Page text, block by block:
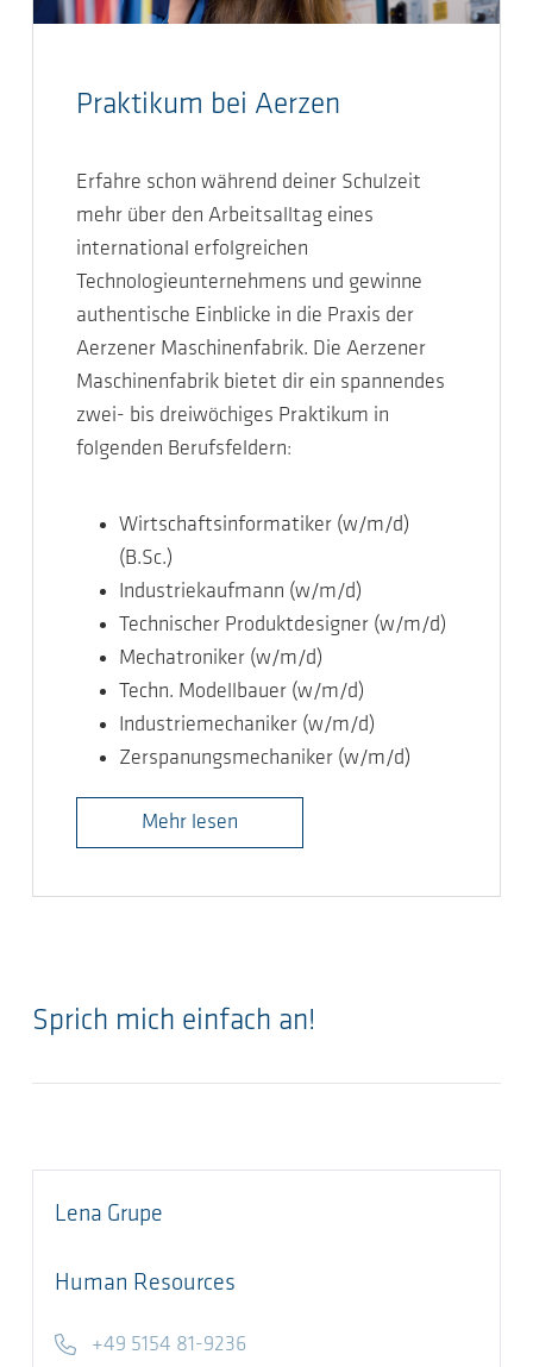
Praktikum bei Aerzen
Erfahre schon während deiner Schulzeit
mehr über den Arbeitsalltag eines
international erfolgreichen
Technologieunternehmens und gewinne
authentische Einblicke in die Praxis der
Aerzener Maschinenfabrik. Die Aerzener
Maschinenfabrik bietet dir ein spannendes
zwei- bis dreiwöchiges Praktikum in
folgenden Berufsfeldern:
Wirtschaftsinformatiker (w/m/d)
(B.Sc.)
Industriekaufmann (w/m/d)
Technischer Produktdesigner (w/m/d)
Mechatroniker (w/m/d)
Techn. Modellbauer (w/m/d)
Industriemechaniker (w/m/d)
Zerspanungsmechaniker (w/m/d)
Mehr lesen
Sprich mich einfach an!
Lena Grupe
Human Resources
Telefon+49 5154 81-9236